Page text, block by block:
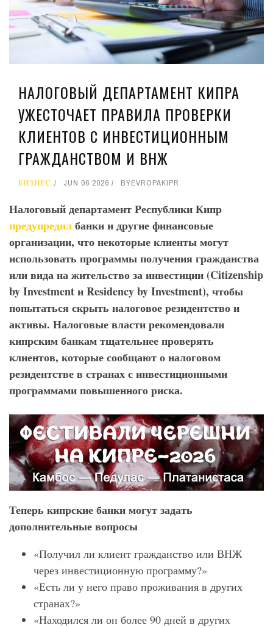
НАЛОГОВЫЙ ДЕПАРТАМЕНТ КИПРА
УЖЕСТОЧАЕТ ПРАВИЛА ПРОВЕРКИ
КЛИЕНТОВ С ИНВЕСТИЦИОННЫМ
ГРАЖДАНСТВОМ И ВНЖ
БИЗНЕС JUN 06 2026 BYEVROPAKIPR
Налоговый департамент Республики Кипр
предупредилбанки и другие финансовые
организации, что некоторые клиенты могут
использовать программы получения гражданства
или вида на жительство за инвестиции (Citizenship
byInvestmentи ResidencybyInvestment), чтобы
попытаться скрыть налоговое резидентство и
активы. Налоговые власти рекомендовали
кипрским банкам тщательнее проверять
клиентов, которые сообщают о налоговом
резидентстве в странах с инвестиционными
программами повышенного риска.
Теперь кипрские банки могут задать
дополнительные вопросы
«Получил ли клиент гражданство или ВНЖ
через инвестиционную программу?»
«Есть ли у него право проживания в других
странах?»
«Находился ли он более 90 дней в других